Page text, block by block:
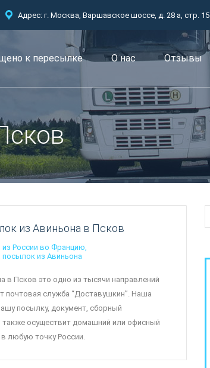
Адрес: г. Москва, Варшавское шоссе, д. 28 а, стр. 15
к пересылкe О нас Отзывы
из Авиньона в Псков
из России во Францию
из Авиньона
в Псков это одно из тысячи направлений
почтовая служба “Доставушкин”. Наша
посылку, документ, сборный
также осуществит домашний или офисный
любую точку России.